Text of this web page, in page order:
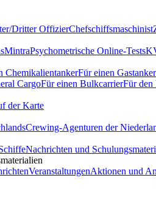
Dritter OffizierChefschiffsmaschinist
MintraPsychometrische Online-Tests
ChemikalientankerFür einen Gastanker
CargoFür einen BulkcarrierFür den
der Karte
Crewing-Agenturen der
Nachrichten und
VeranstaltungenAktionen und